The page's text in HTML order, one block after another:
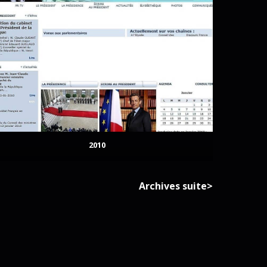
2010
Archives suite>